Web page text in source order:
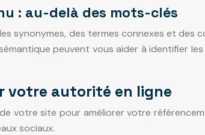
: au-delà des mots-clés
synonymes, des termes connexes et
peuvent vous aider à identifier
votre autorité en ligne
votre site pour améliorer votre
sociaux.